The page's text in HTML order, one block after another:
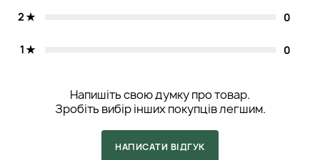
2 0
1 0
Напишіть свою думку про товар.
Зробіть вибір інших покупців легшим.
НАПИСАТИ ВІДГУК